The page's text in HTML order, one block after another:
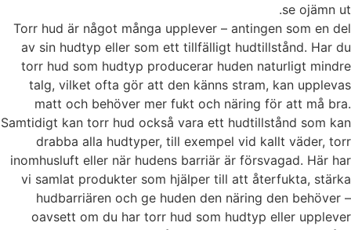
se ojämn ut.
Torr hud är något många upplever – antingen som en del
av sin hudtyp eller som ett tillfälligt hudtillstånd. Har du
torr hud som hudtyp producerar huden naturligt mindre
talg, vilket ofta gör att den känns stram, kan upplevas
matt och behöver mer fukt och näring för att må bra.
Samtidigt kan torr hud också vara ett hudtillstånd som kan
drabba alla hudtyper, till exempel vid kallt väder, torr
inomhusluft eller när hudens barriär är försvagad. Här har
vi samlat produkter som hjälper till att återfukta, stärka
hudbarriären och ge huden den näring den behöver –
oavsett om du har torr hud som hudtyp eller upplever